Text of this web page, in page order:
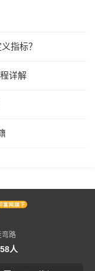
指标？
详解
弯路
人